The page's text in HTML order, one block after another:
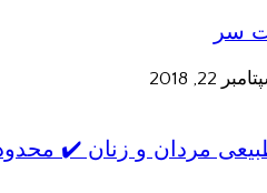
سر
22, 2018
مردان و زنان ✔️